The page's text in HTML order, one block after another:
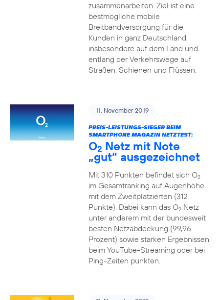
zusammenarbeiten. Ziel ist eine
bestmögliche mobile
Breitbandversorgung für die
Kunden in ganz Deutschland,
insbesondere auf dem Land und
entlang der Verkehrswege auf
Straßen, Schienen und Flüssen.
11. November 2019
PREIS-LEISTUNGS-SIEGER BEIM
SMARTPHONE MAGAZIN NETZTEST:
O2 Netz mit Note
„gut“ ausgezeichnet
Mit 310 Punkten befindet sich O2
im Gesamtranking auf Augenhöhe
mit dem Zweitplatzierten (312
Punkte). Dabei kann das O2Netz
unter anderem mit der bundesweit
besten Netzabdeckung (99,96
Prozent) sowie starken Ergebnissen
beim YouTube-Streaming oder bei
Ping-Zeiten punkten.